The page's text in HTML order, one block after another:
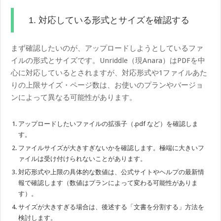
1. 対応している形式とサイズを確認する
まず確認したいのが、アップロードしようとしているファ
イルの形式とサイズです。Unriddle（現Anara）はPDFを中
心に対応しているとされますが、対応形式や1ファイルあた
りの上限サイズ・ページ数は、お使いのプランやバージョ
ンによって異なる可能性があります。
アップロードしたいファイルの拡張子（.pdf など）を確認しま
す。
ファイルサイズが大きすぎないかを確認します。極端に大きいフ
ァイルは受け付けられないことがあります。
対応形式や上限の具体的な数値は、公式サイトやヘルプの最新情
報で確認します（数値はプランによって変わる可能性がありま
す）。
サイズが大きすぎる場合は、後述する「文書を分割する」方法を
検討します。